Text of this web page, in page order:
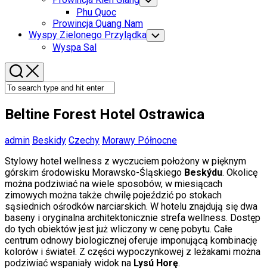
Child
Phu Quoc
Prowincja Quang Nam
Wyspy Zielonego Przylądka Toggle
Child
Wyspa Sal
Beltine Forest Hotel Ostrawica
admin Beskidy Czechy Morawy Północne
Stylowy hotel wellness z wyczuciem położony w pięknym
górskim środowisku Morawsko-Śląskiego Beskýdu. Okolicę
można podziwiać na wiele sposobów, w miesiącach
zimowych można także chwilę pojeździć po stokach
sąsiednich ośrodków narciarskich. W hotelu znajdują się dwa
baseny i oryginalna architektonicznie strefa wellness. Dostęp
do tych obiektów jest już wliczony w cenę pobytu. Całe
centrum odnowy biologicznej oferuje imponującą kombinację
kolorów i świateł. Z części wypoczynkowej z leżakami można
podziwiać wspaniały widok na Lysú Horę.